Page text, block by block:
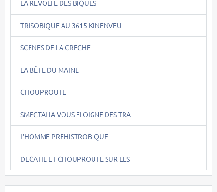
LA REVOLTE DES BIQUES
TRISOBIQUE AU 3615 KINENVEU
SCENES DE LA CRECHE
LA BÊTE DU MAINE
CHOUPROUTE
SMECTALIA VOUS ELOIGNE DES TRA
L'HOMME PREHISTROBIQUE
DECATIE ET CHOUPROUTE SUR LES